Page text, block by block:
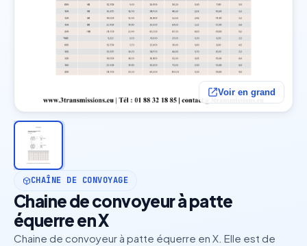
Voir en grand
CHAÎNE DE CONVOYAGE
Chaine de convoyeur à patte
équerre en X
Chaine de convoyeur à patte équerre en X. Elle est de